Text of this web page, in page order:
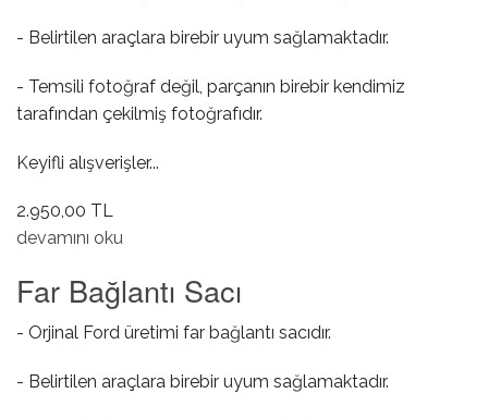
- Belirtilen araçlara birebir uyum sağlamaktadır.
- Temsili fotoğraf değil, parçanın birebir kendimiz
tarafından çekilmiş fotoğrafıdır.
Keyifli alışverişler...
2.950,00 TL
Sol Kelebek Camı Fitili ( Coupe / XR3i ) hakkında
devamını oku
Far Bağlantı Sacı
- Orjinal Ford üretimi far bağlantı sacıdır.
- Belirtilen araçlara birebir uyum sağlamaktadır.